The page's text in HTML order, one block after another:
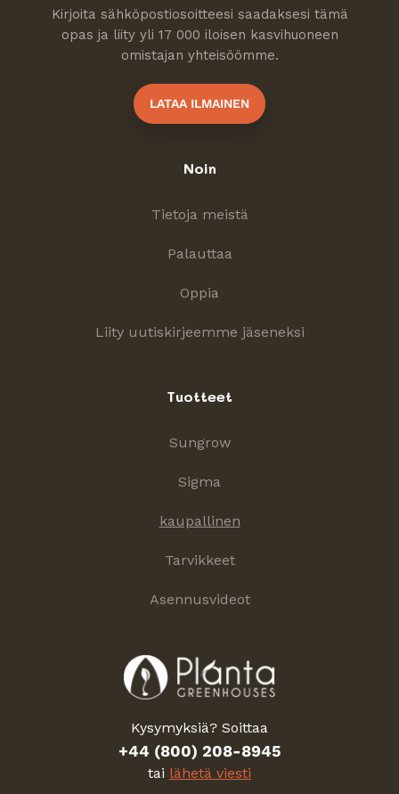
Kirjoita sähköpostiosoitteesi saadaksesi tämä
opas ja liity yli 17 000 iloisen kasvihuoneen
omistajan yhteisöömme.
LATAA ILMAINEN
Noin
Tietoja meistä
Palauttaa
Oppia
Liity uutiskirjeemme jäseneksi
Tuotteet
Sungrow
Sigma
kaupallinen
Tarvikkeet
Asennusvideot
Kysymyksiä? Soittaa
+44 (800) 208-8945
tai lähetä viesti